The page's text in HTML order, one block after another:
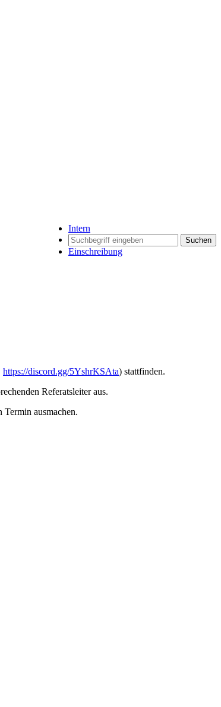
Intern
Suchen
Einschreibung
https://discord.gg/5YshrKSAta) stattfinden.
Referatsleiter aus.
ausmachen.